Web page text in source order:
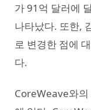
가 91억 달러에
나타났다. 또한,
로 변경한 점에
다.
CoreWeave와의